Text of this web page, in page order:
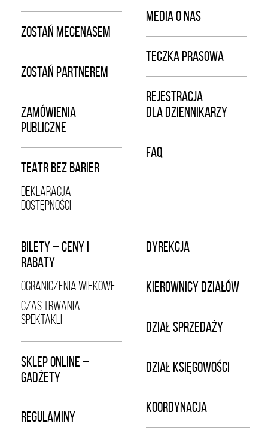
ZOSTAŃ MECENASEM
ZOSTAŃ PARTNEREM
ZAMÓWIENIA
PUBLICZNE
TEATR BEZ BARIER
DEKLARACJA
DOSTĘPNOŚCI
MEDIA O NAS
TECZKA PRASOWA
REJESTRACJA
DLA DZIENNIKARZY
FAQ
BILETY – CENY I
RABATY
OGRANICZENIA WIEKOWE
CZAS TRWANIA
SPEKTAKLI
SKLEP ONLINE –
GADŻETY
REGULAMINY
DYREKCJA
KIEROWNICY DZIAŁÓW
DZIAŁ SPRZEDAŻY
DZIAŁ KSIĘGOWOŚCI
KOORDYNACJA